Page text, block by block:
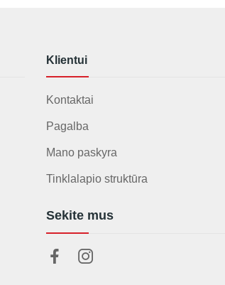
Klientui
Kontaktai
Pagalba
Mano paskyra
Tinklalapio struktūra
Sekite mus